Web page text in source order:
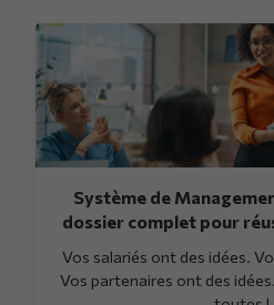
Système de
dossier complet pour
Vos salariés ont des idées.
Vos partenaires ont des